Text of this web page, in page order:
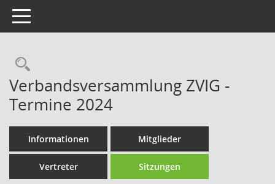
Toggle navigation
Rechercheauswahl
Verbandsversammlung ZVIG -
Termine 2024
Informationen Mitglieder
Vertreter Sitzungen